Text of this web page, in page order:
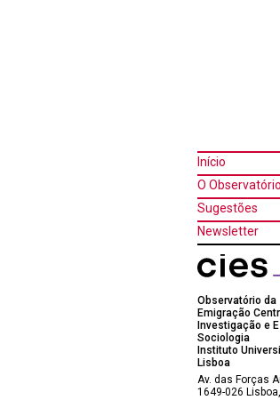
Início
O Observatório
Sugestões
Newsletter
Observatório da
Emigração
Investigação e
Sociologia
Instituto
Lisboa
Av. das Forças
1649-026